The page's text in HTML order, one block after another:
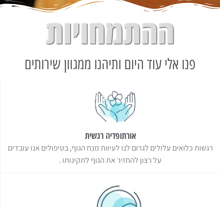
ניגודיות בהירה
ניגודיות כהה
הוסף קו תחתון לקישורים
סמן קישורים
השארת משוב
הצהרת נגישות
ההתמחויות
פנו אלי עוד היום ותיהנו ממגוון שירותים
אורתופדיה רגשית
רגשות כלואים עלולים לגרום לנו לעיוות מנח הגוף, בטיפולים אנו עובדים
על רצון להחזיר את הגוף לתקינותו .